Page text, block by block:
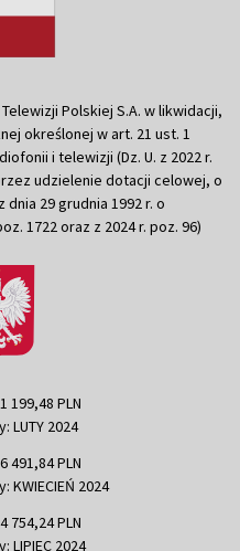
Polskiej S.A. w likwidacji,
określonej w art. 21 ust. 1
i telewizji (Dz. U. z 2022 r.
udzielenie dotacji celowej, o
29 grudnia 1992 r. o
1722 oraz z 2024 r. poz. 96)
199,48 PLN
LUTY 2024
491,84 PLN
KWIECIEŃ 2024
754,24 PLN
LIPIEC 2024